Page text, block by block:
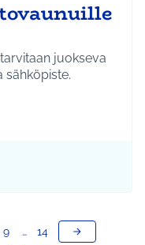
juokseva
sähköpiste.
Tuusula
mukaan: Infra ja liikenne
9 … 14